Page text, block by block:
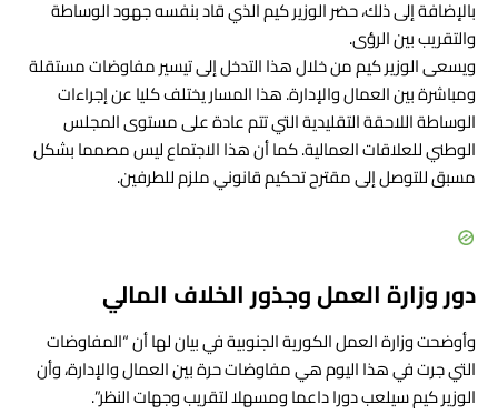
بالإضافة إلى ذلك، حضر الوزير كيم الذي قاد بنفسه جهود الوساطة
والتقريب بين الرؤى.
ويسعى الوزير كيم من خلال هذا التدخل إلى تيسير مفاوضات مستقلة
ومباشرة بين العمال والإدارة. هذا المسار يختلف كليا عن إجراءات
الوساطة اللاحقة التقليدية التي تتم عادة على مستوى المجلس
الوطني للعلاقات العمالية. كما أن هذا الاجتماع ليس مصمما بشكل
مسبق للتوصل إلى مقترح تحكيم قانوني ملزم للطرفين.
دور وزارة العمل وجذور الخلاف المالي
وأوضحت وزارة العمل الكورية الجنوبية في بيان لها أن “المفاوضات
التي جرت في هذا اليوم هي مفاوضات حرة بين العمال والإدارة، وأن
الوزير كيم سيلعب دورا داعما ومسهلا لتقريب وجهات النظر”.